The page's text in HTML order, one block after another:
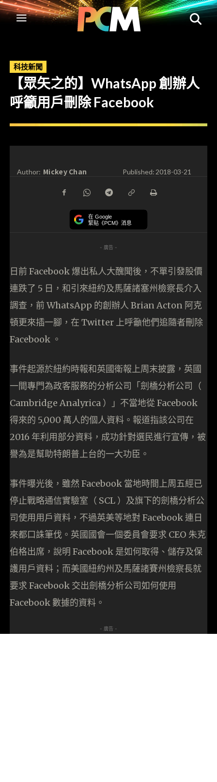
科技新聞
【眾矢之的】WhatsApp 創辦人
呼籲用戶刪除 Facebook
Author: Mickey Chan Published:2018-03-21
在 Google
緊貼《PCM》消息
- 廣告 -
日前 Facebook 爆出私人大醜聞後，不單引發股價
連跌了 5 日，和引來紐約及馬薩諸塞州檢察長介入
調查，前 WhatsApp 的創辦人 Brian Acton 阿克
頓更來插一腳，在 Twitter 上呼籲他們追隨者刪除
Facebook 。
事件起源於紐約時報和英國衛報上周末披露，英國
一間專門為政客服務的分析公司「劍橋分析公司（
Cambridge Analyrica ）」不當地從 Facebook
得來的 5,000 萬人的個人資料。報道指該公司在
2016 年利用部分資料，成功針對選民進行宣傳，被
譽為是幫助特朗普上台的一大功臣。
事件曝光後，雖然 Facebook 當地時間上周五經已
停止戰略通信實驗室（ SCL ）及旗下的劍橋分析公
司使用用戶資料，不過英美等地對 Facebook 連日
來都口誅筆伐。英國國會一個委員會要求 CEO 朱克
伯格出席，說明 Facebook 是如何取得、儲存及保
護用戶資料；而美國紐約州及馬薩諸賽州檢察長就
要求 Facebook 交出劍橋分析公司如何使用
Facebook 數據的資料。
- 廣告 -